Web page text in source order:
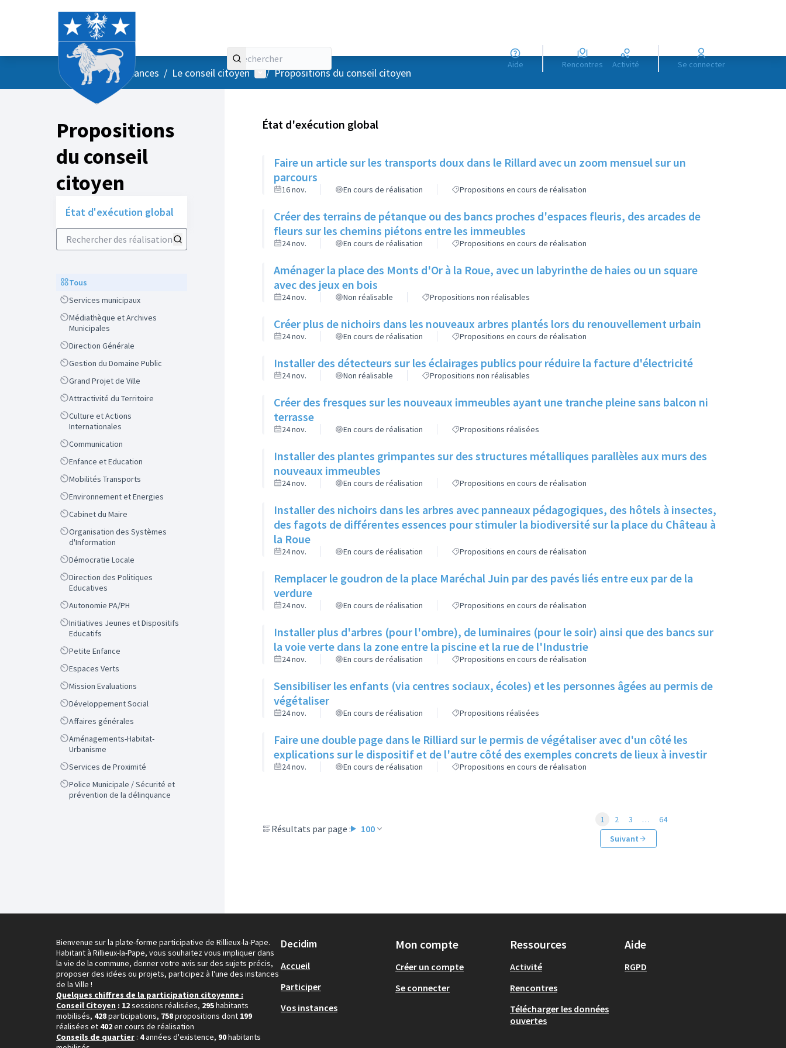
Aide Rencontres Activité Se connecter
AccueilMenu principal
/ Vos instances / Le conseil citoyen Menu utilisateur
/ Propositions du conseil citoyen
Propositions
du conseil
citoyen
État d'exécution global
Rechercher des réalisations
ScopeTous
ScopeServices municipaux
Scope
Médiathèque et Archives
Municipales
ScopeDirection Générale
ScopeGestion du Domaine Public
ScopeGrand Projet de Ville
ScopeAttractivité du Territoire
Scope
Culture et Actions
Internationales
ScopeCommunication
ScopeEnfance et Education
ScopeMobilités Transports
ScopeEnvironnement et Energies
ScopeCabinet du Maire
Scope
Organisation des Systèmes
d'Information
ScopeDémocratie Locale
Scope
Direction des Politiques
Educatives
ScopeAutonomie PA/PH
Scope
Initiatives Jeunes et Dispositifs
Educatifs
ScopePetite Enfance
ScopeEspaces Verts
ScopeMission Evaluations
ScopeDéveloppement Social
ScopeAffaires générales
Scope
Aménagements-Habitat-
Urbanisme
ScopeServices de Proximité
Scope
Police Municipale / Sécurité et
prévention de la délinquance
État d'exécution global
Faire un article sur les transports doux dans le Rillard avec un zoom mensuel sur un
parcours
16 nov. En cours de réalisation Propositions en cours de réalisation
Créer des terrains de pétanque ou des bancs proches d'espaces fleuris, des arcades de
fleurs sur les chemins piétons entre les immeubles
24 nov. En cours de réalisation Propositions en cours de réalisation
Aménager la place des Monts d'Or à la Roue, avec un labyrinthe de haies ou un square
avec des jeux en bois
24 nov. Non réalisable Propositions non réalisables
Créer plus de nichoirs dans les nouveaux arbres plantés lors du renouvellement urbain
24 nov. En cours de réalisation Propositions en cours de réalisation
Installer des détecteurs sur les éclairages publics pour réduire la facture d'électricité
24 nov. Non réalisable Propositions non réalisables
Créer des fresques sur les nouveaux immeubles ayant une tranche pleine sans balcon ni
terrasse
24 nov. En cours de réalisation Propositions réalisées
Installer des plantes grimpantes sur des structures métalliques parallèles aux murs des
nouveaux immeubles
24 nov. En cours de réalisation Propositions en cours de réalisation
Installer des nichoirs dans les arbres avec panneaux pédagogiques, des hôtels à insectes,
des fagots de différentes essences pour stimuler la biodiversité sur la place du Château à
la Roue
24 nov. En cours de réalisation Propositions en cours de réalisation
Remplacer le goudron de la place Maréchal Juin par des pavés liés entre eux par de la
verdure
24 nov. En cours de réalisation Propositions en cours de réalisation
Installer plus d'arbres (pour l'ombre), de luminaires (pour le soir) ainsi que des bancs sur
la voie verte dans la zone entre la piscine et la rue de l'Industrie
24 nov. En cours de réalisation Propositions en cours de réalisation
Sensibiliser les enfants (via centres sociaux, écoles) et les personnes âgées au permis de
végétaliser
24 nov. En cours de réalisation Propositions réalisées
Faire une double page dans le Rilliard sur le permis de végétaliser avec d'un côté les
explications sur le dispositif et de l'autre côté des exemples concrets de lieux à investir
24 nov. En cours de réalisation Propositions en cours de réalisation
Résultats par page : 100
1 2 3 …
64
Suivant
Bienvenue sur la plate-forme participative de Rillieux-la-Pape.
Habitant à Rillieux-la-Pape, vous souhaitez vous impliquer dans
la vie de la commune, donner votre avis sur des sujets précis,
proposer des idées ou projets, participez à l'une des instances
de la Ville !
Quelques chiffres de la participation citoyenne :
Conseil Citoyen : 12sessions réalisées, 295habitants
mobilisés, 428participations, 758propositions dont 199
réalisées et 402en cours de réalisation
Conseils de quartier : 4années d'existence, 90habitants
Decidim
Accueil
Participer
Vos instances
Mon compte
Créer un compte
Se connecter
Ressources
Activité
Rencontres
Télécharger les données
ouvertes
Aide
RGPD